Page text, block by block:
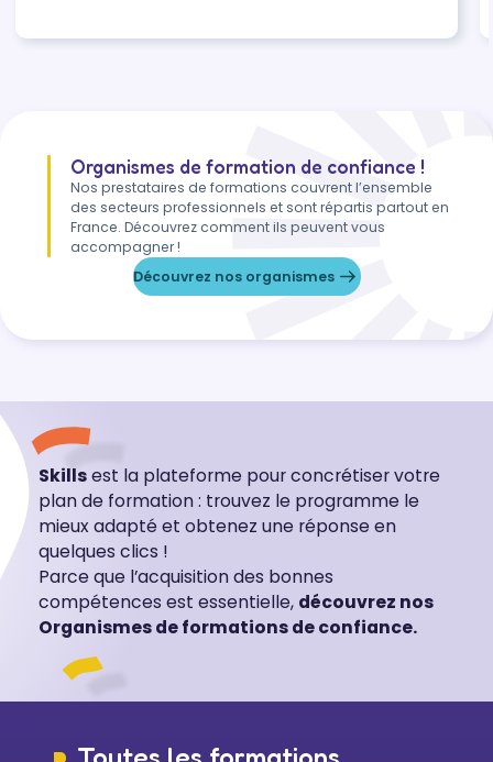
Organismes de formation de confiance !
Nos prestataires de formations couvrent l’ensemble
des secteurs professionnels et sont répartis partout en
France. Découvrez comment ils peuvent vous
accompagner !
Découvrez nos organismes
Skillsest la plateforme pour concrétiser votre
plan de formation : trouvez le programme le
mieux adapté et obtenez une réponse en
quelques clics !
Parce que l’acquisition des bonnes
compétences est essentielle, découvrez nos
Organismes de formations de confiance.